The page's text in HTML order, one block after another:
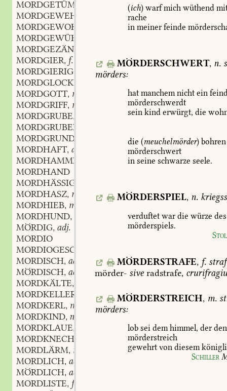
MORDGETÜMMEL
MORDGEWEHR
MORDGEWOHNT
MORDGEWÜHL
MORDGEZÄNK
MORDGIER, f.
MORDGIERIG
MORDGLOCKE
MORDGOTT, m.
MORDGRIFF, m.
MORDGRUBE,
MORDGRUBEREI
MORDGRUND
MORDHAFT, adj. und adv.
MORDHAMMER
MORDHAND
MORDHÄSSIG
MORDHASZ, m.
MORDHIEB, m.
MORDHUND,
MÖRDIG, adj.
MORDIO
MORDIOGESCHREI
MORDISCH, adj. und adv.
MÖRDISCH, adj. und adv.
MORDKÄLTE,
MORDKELLER
MORDKERL, m.
MORDKIND, n.
MORDKLAUE,
MORDKNECHT
MORDLÄRM, m.
MORDLICH, adj. und adv.
MÖRDLICH, adj. und adv.
MORDLISTE, f.
(ich) warfmich wüthend
rache
in meiner feinde
MÖRDERSCHWERT, n.
mörders:
hat manchemnicht ein
mörderschwerdt
sein kind erwürgt, die
die (meuchelmörder) bohren
mörderschwert
in seine schwarze seele.
MÖRDERSPIEL, n.
verduftet war die würze des
mörderspiels.
MÖRDERSTRAFE, f.
mörder- sive radstrafe,
MÖRDERSTREICH, m.
mörders:
lob sei demhimmel, der den
mörderstreich
gewehrt von diesem
Schiller